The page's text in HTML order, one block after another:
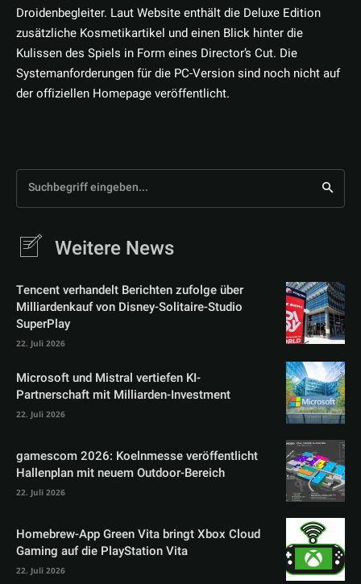
Droidenbegleiter. Laut Website enthält die Deluxe Edition
zusätzliche Kosmetikartikel und einen Blick hinter die
Kulissen des Spiels in Form eines Director’s Cut. Die
Systemanforderungen für die PC-Version sind noch nicht auf
der offiziellen Homepage veröffentlicht.
Suchbegriff eingeben...
Weitere News
Tencent verhandelt Berichten zufolge über
Milliardenkauf von Disney-Solitaire-Studio
SuperPlay
22. Juli 2026
Microsoft und Mistral vertiefen KI-
Partnerschaft mit Milliarden-Investment
22. Juli 2026
gamescom 2026: Koelnmesse veröffentlicht
Hallenplan mit neuem Outdoor-Bereich
22. Juli 2026
Homebrew-App Green Vita bringt Xbox Cloud
Gaming auf die PlayStation Vita
22. Juli 2026